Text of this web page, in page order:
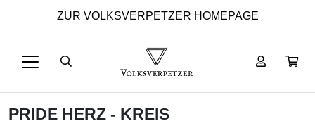
ZUR VOLKSVERPETZER HOMEPAGE
PRIDE HERZ - KREIS